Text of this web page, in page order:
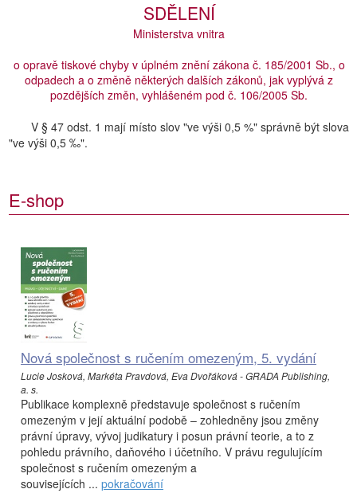
SDĚLENÍ
Ministerstva vnitra
o opravě tiskové chyby v úplném znění zákona č. 185/2001 Sb., o
odpadech a o změně některých dalších zákonů, jak vyplývá z
pozdějších změn, vyhlášeném pod č. 106/2005 Sb.
V § 47 odst. 1 mají místo slov "ve výši 0,5 %" správně být slova
"ve výši 0,5 ‰".
E-shop
Nová společnost s ručením omezeným, 5. vydání
Lucie Josková, Markéta Pravdová, Eva Dvořáková - GRADA Publishing,
a. s.
Publikace komplexně představuje společnost s ručením
omezeným v její aktuální podobě – zohledněny jsou změny
právní úpravy, vývoj judikatury i posun právní teorie, a to z
pohledu právního, daňového i účetního. V právu regulujícím
společnost s ručením omezeným a
souvisejících ... pokračování